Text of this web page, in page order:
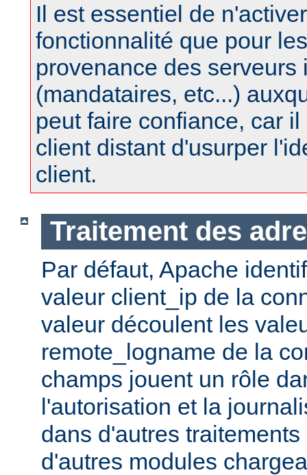
Il est essentiel de
fonctionnalité que pour
provenance des serveurs
(mandataires, etc...)
peut faire confiance, car
client distant d'usurper
client.
Traitement des
Par défaut, Apache
valeur client_ip de la
valeur découlent les
remote_logname de la
champs jouent un rôle
l'autorisation et la
dans d'autres
d'autres modules